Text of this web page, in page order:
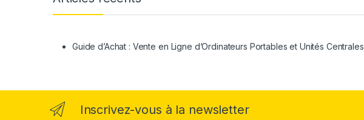
Guide d’Achat : Vente en Ligne d’Ordinateurs Portables et Unités Centrales
Inscrivez-vous à la newsletter